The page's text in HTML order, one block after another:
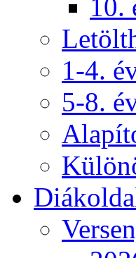
10.
1-4.
5-8.